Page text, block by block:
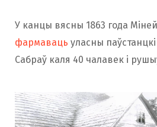
У канцы вясны 1863 года
фармаваць уласны паўстанцкі
Сабраў каля 40 чалавек і